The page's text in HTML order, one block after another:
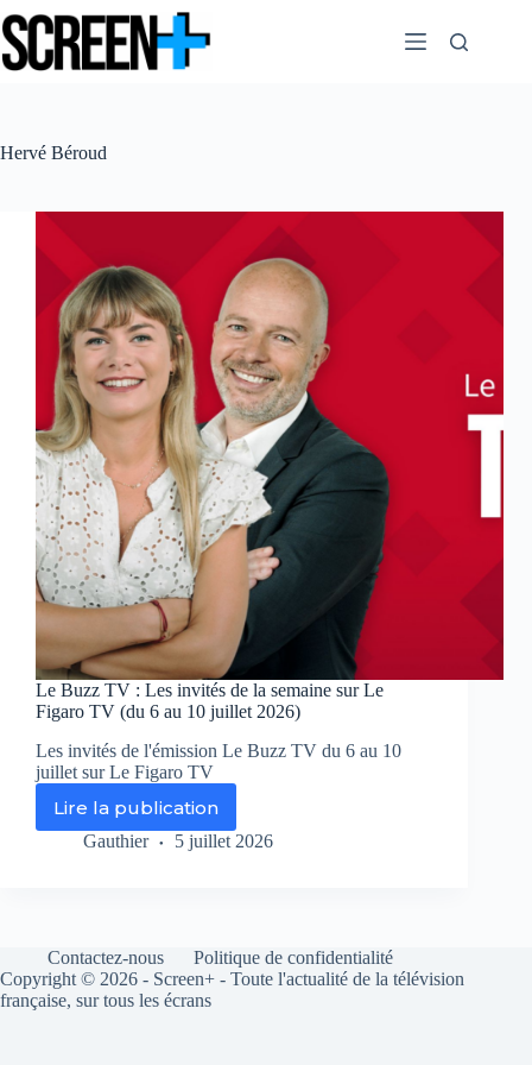
au
contenu
Hervé Béroud
Le Buzz TV : Les invités de la semaine sur Le
Figaro TV (du 6 au 10 juillet 2026)
Les invités de l'émission Le Buzz TV du 6 au 10
juillet sur Le Figaro TV
Lire la publication
Le
Buzz
de
la
semaine
Gauthier 5 juillet 2026
Contactez-nous
Politique de confidentialité
Copyright © 2026 - Screen+ - Toute l'actualité de la télévision
française, sur tous les écrans